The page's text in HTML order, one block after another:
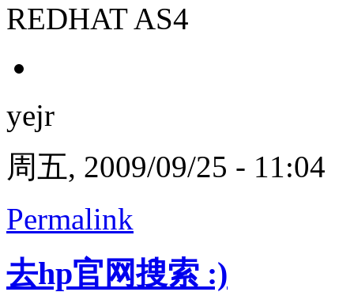
REDHAT AS4
yejr
周五, 2009/09/25 - 11:04
Permalink
去hp官网搜索 :)